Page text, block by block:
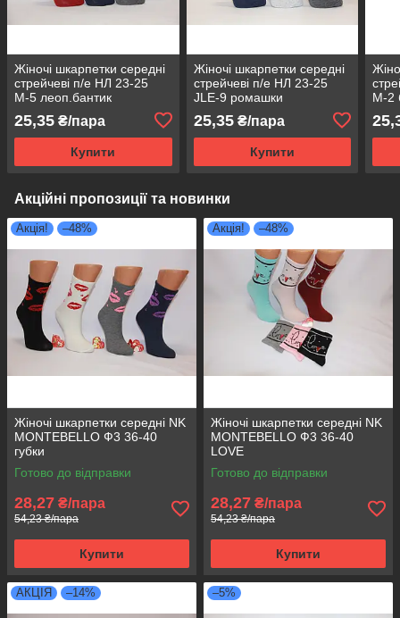
Жіночі шкарпетки середні
стрейчеві п/е НЛ 23-25
М-5 леоп.бантик
25,35 ₴/пара
Купити
Жіночі шкарпетки середні
стрейчеві п/е НЛ 23-25
JLE-9 ромашки
25,35₴/пара
Купити
М-2
Акційні пропозиції та новинки
Акція! –48%
Жіночі шкарпетки середні NK
MONTEBELLO Ф3 36-40
губки
Готово до відправки
28,27 ₴/пара
54,23 ₴/пара
Купити
Акція! –48%
Жіночі шкарпетки середні NK
MONTEBELLO Ф3 36-40
LOVE
Готово до відправки
28,27 ₴/пара
54,23 ₴/пара
Купити
АКЦІЯ –14% –5%